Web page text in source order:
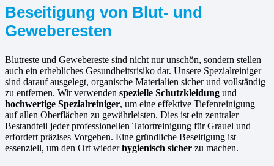
Beseitigung von Blut- und
Geweberesten
Blutreste und Gewebereste sind nicht nur unschön, sondern stellen
auch ein erhebliches Gesundheitsrisiko dar. Unsere Spezialreiniger
sind darauf ausgelegt, organische Materialien sicher und vollständig
zu entfernen. Wir verwenden spezielle Schutzkleidung und
hochwertige Spezialreiniger, um eine effektive Tiefenreinigung
auf allen Oberflächen zu gewährleisten. Dies ist ein zentraler
Bestandteil jeder professionellen Tatortreinigung für Grauel und
erfordert präzises Vorgehen. Eine gründliche Beseitigung ist
essenziell, um den Ort wiederhygienisch sicher zu machen.